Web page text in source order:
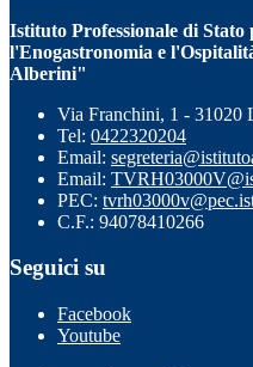
Istituto Professionale di Stato
l'Enogastronomia e
Alberini"
Via Franchini, 1 -
Tel: 0422320204
Email:
Email:
PEC:
C.F.: 94078410266
Seguici su
Facebook
Youtube